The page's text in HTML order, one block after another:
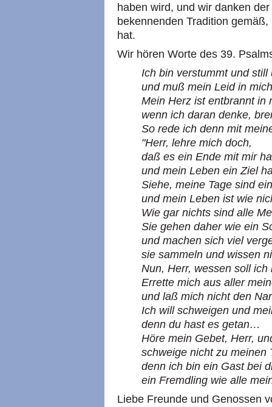
haben wird, und wir danken
bekennenden Tradition
hat.
Wir hören Worte des 39.
Ich bin verstummt und
und muß mein Leid in
Mein Herz ist entbrannt in
wenn ich daran denke,
So rede ich denn mit
"Herr, lehre mich doch,
daß es ein Ende mit mir
und mein Leben ein Ziel
Siehe, meine Tage sind
und mein Leben ist wie
Wie gar nichts sind alle
Sie gehen daher wie ein
und machen sich viel
sie sammeln und wissen
Nun, Herr, wessen soll
Errette mich aus aller
und laß mich nicht den
Ich will schweigen und
denn du hast es getan…
Höre mein Gebet, Herr,
schweige nicht zu meinen
denn ich bin ein Gast bei
ein Fremdling wie alle
Liebe Freunde und Genossen